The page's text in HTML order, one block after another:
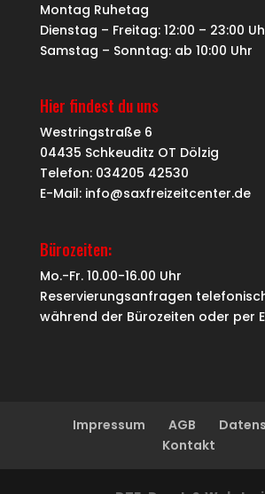
Montag Ruhetag
Dienstag – Freitag: 12:00 – 23:00
Samstag – Sonntag: ab 10:00 Uhr
Hier findest du uns
Westringstraße 6
04435 Schkeuditz OT Dölzig
Telefon: 034205 42530
E-Mail: info@saxfreizeitcenter.de
Bürozeiten:
Mo.-Fr. 10.00-16.00 Uhr
Reservierungsanfragen
während der Bürozeiten oder per
Impressum AGB
Kontakt